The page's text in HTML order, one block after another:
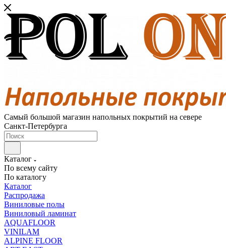
Самый большой магазин напольных покрытий на севере
Санкт-Петербурга
Каталог
По всему сайту
По каталогу
Каталог
Распродажа
Виниловые полы
Виниловый ламинат
AQUAFLOOR
VINILAM
ALPINE FLOOR